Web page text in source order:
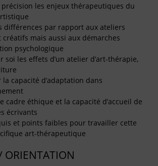
précision les enjeux thérapeutiques du
différences par rapport aux ateliers
mais aussi aux démarches
psychologique
soi les effets d’un atelier d’art-thérapie,
capacité d’adaptation dans
cadre éthique et la capacité d’accueil de
écrivants
et points faibles pour travailler cette
art-thérapeutique
ORIENTATION